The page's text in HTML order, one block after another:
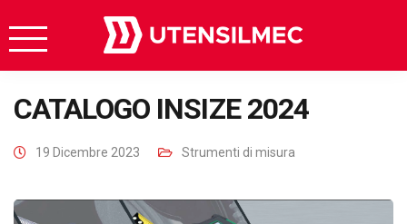
CATALOGO INSIZE 2024
19 Dicembre 2023 Strumenti di misura